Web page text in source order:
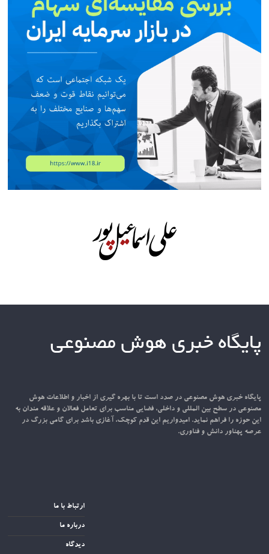
پایگاه خبری هوش مصنوعی
پایگاه خبری هوش مصنوعی در صدد است تا با بهره گیری از اخبار و اطلاعات هوش
مصنوعی در سطح بین المللی و داخلی، فضایی مناسب برای تعامل فعالان و علاقه مندان به
این حوزه را فراهم نماید. امیدواریم این قدم کوچک، آغازی باشد برای گامی بزرگ در
عرصه پهناور دانش و فناوری.
ارتباط با ما
درباره ما
دیدگاه